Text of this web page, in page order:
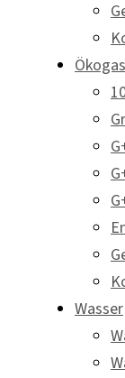
Ökogas
Wasser